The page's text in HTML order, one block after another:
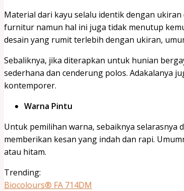
Material dari kayu selalu identik dengan
furnitur namun hal ini juga tidak menutup
desain yang rumit terlebih dengan ukiran,
Sebaliknya, jika diterapkan untuk hunian
sederhana dan cenderung polos. Adakalanya
kontemporer.
Warna Pintu
Untuk pemilihan warna, sebaiknya selarasnya
memberikan kesan yang indah dan rapi.
atau hitam.
Trending:
Biocolours® FA 714DM